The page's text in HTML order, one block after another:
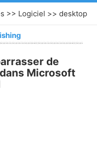
>> Logiciel >> desktop
de
Microsoft